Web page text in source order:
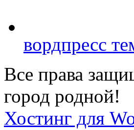
вордпресс
Все права
город родной!
Хостинг для